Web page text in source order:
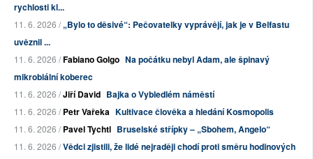
rychlosti kl...
11. 6. 2026 /„Bylo to děsivé“: Pečovatelky vyprávějí, jak je v Belfastu
uvěznil ...
11. 6. 2026 /Fabiano Golgo Na počátku nebyl Adam, ale špinavý
mikrobiální koberec
11. 6. 2026 /Jiří David Bajka o Vybledlém náměstí
11. 6. 2026 /Petr Vařeka Kultivace člověka a hledání Kosmopolis
11. 6. 2026 /Pavel Tychtl Bruselské střípky – „Sbohem, Angelo“
11. 6. 2026 /Vědci zjistili, že lidé nejraději chodí proti směru hodinových